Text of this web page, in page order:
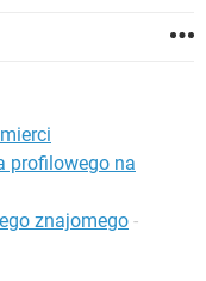
profilowego na
znajomego -